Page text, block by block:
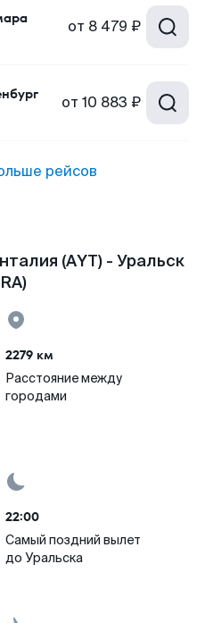
от 8 479 ₽
от 10 883 ₽
рейсов
(AYT) - Уральск
2279 км
Расстояние между
городами
22:00
Самый поздний вылет
до Уральска